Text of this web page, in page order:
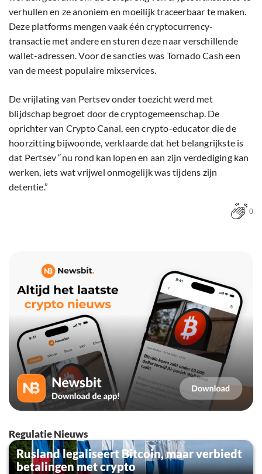
verhullen en ze anoniem en moeilijk traceerbaar te maken.
Deze platforms mengen vaak één cryptocurrency-
transactie met andere en sturen deze naar verschillende
wallet-adressen. Voor de sancties was Tornado Cash een
van de meest populaire mixservices.
De vrijlating van Pertsev onder toezicht werd met
blijdschap begroet door de cryptogemeenschap. De
oprichter van Crypto Canal, een crypto-educator die de
hoorzitting bijwoonde, verklaarde dat het belangrijkste is
dat Pertsev “nu rond kan lopen en aan zijn verdediging kan
werken, iets wat vrijwel onmogelijk was tijdens zijn
detentie.”
0
Regulatie Nieuws
Rusland legaliseert Bitcoin, maar verbiedt
betalingen met crypto